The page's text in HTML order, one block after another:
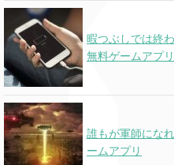
暇つぶしでは終
無料ゲームアプリ
誰もが軍師にな
ームアプリ